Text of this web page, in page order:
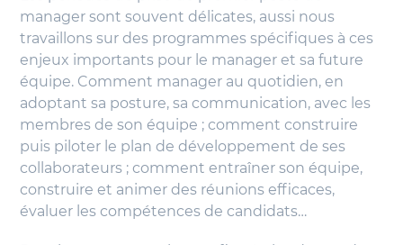
manager sont souvent délicates, aussi nous
travaillons sur des programmes spécifiques à ces
enjeux importants pour le manager et sa future
équipe. Comment manager au quotidien, en
adoptant sa posture, sa communication, avec les
membres de son équipe ; comment construire
puis piloter le plan de développement de ses
collaborateurs ; comment entraîner son équipe,
construire et animer des réunions efficaces,
évaluer les compétences de candidats…